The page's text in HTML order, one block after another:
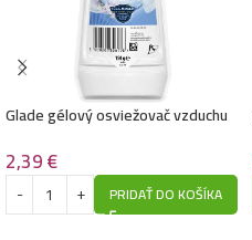
Glade gélový osviežovač vzduchu
2,39€
PRIDAŤ DO KOŠÍKA